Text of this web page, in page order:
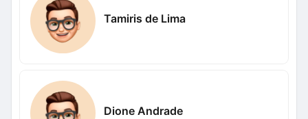
Tamiris de Lima
Dione Andrade